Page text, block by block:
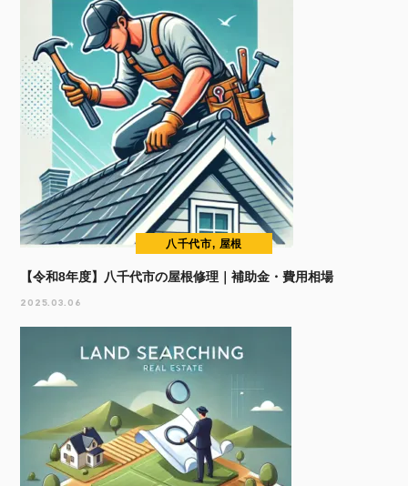
八千代市, 屋根
【令和8年度】八千代市の屋根修理｜補助金・費用相場
2025.03.06